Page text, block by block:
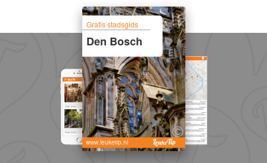
Gratis stadsgids
Den Bosch
www.leuketip.nl